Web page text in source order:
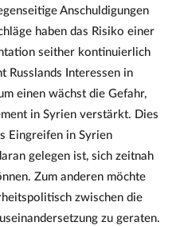
Anschuldigungen
haben das Risiko einer
seither kontinuierlich
Russlands Interessen in
einen wächst die Gefahr,
in Syrien verstärkt. Dies
Eingreifen in Syrien
gelegen ist, sich zeitnah
Zum anderen möchte
zwischen die
zu geraten.